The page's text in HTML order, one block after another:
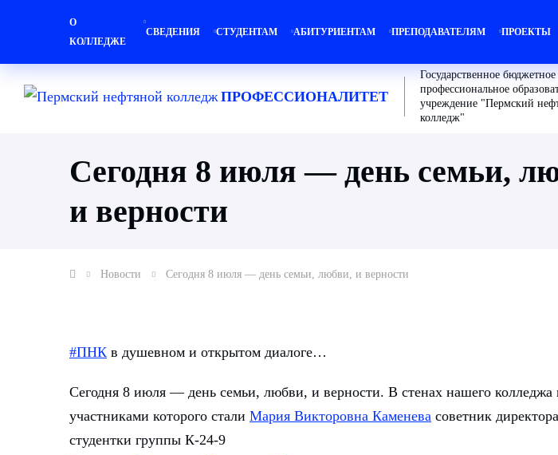
О
КОЛЛЕДЖЕ
СВЕДЕНИЯ СТУДЕНТАМ АБИТУРИЕНТАМ ПРЕПОДАВАТЕЛЯМ ПРОЕКТЫ
ПРОФЕССИОНАЛИТЕТ
Государственное бюджетное
профессиональное
учреждение "Пермский
колледж"
Сегодня 8 июля — день семьи,
и верности
Новости Сегодня 8 июля — день семьи, любви, и верности
#ПНК в душевном и открытом диалоге…
Сегодня 8 июля — день семьи, любви, и верности. В стенах нашего колледжа
участниками которого стали Мария Викторовна Каменева советник
студентки группы К-24-9